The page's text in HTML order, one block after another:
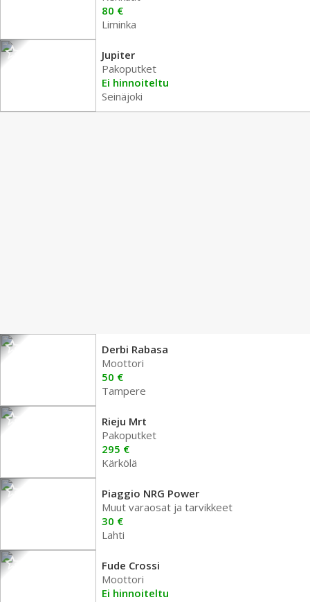
80 €
Liminka
Jupiter
Pakoputket
Ei hinnoiteltu
Seinäjoki
Derbi Rabasa
Moottori
50 €
Tampere
Rieju Mrt
Pakoputket
295 €
Kärkölä
Piaggio NRG Power
Muut varaosat ja tarvikkeet
30 €
Lahti
Fude Crossi
Moottori
Ei hinnoiteltu